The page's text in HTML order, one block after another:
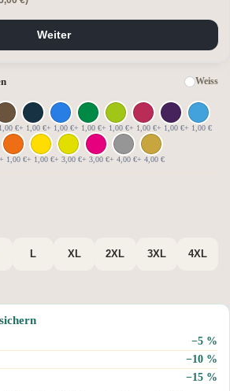
Weiter
Weiss
€+ 1,00 €+ 1,00 €+ 1,00 €+ 1,00 €+ 1,00 €+ 1,00 €+ 1,00 €
+ 1,00 €+ 1,00 €+ 3,00 €+ 3,00 €+ 4,00 €+ 4,00 €
L XL 2XL 3XL 4XL
−5 %
−10 %
−15 %